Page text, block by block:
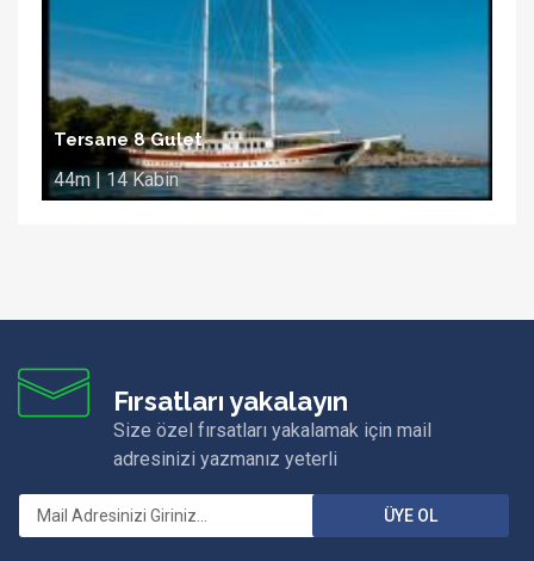
Tersane 8 Gulet
44m | 14 Kabin
Fırsatları yakalayın
Size özel fırsatları yakalamak için mail
adresinizi yazmanız yeterli
ÜYE OL